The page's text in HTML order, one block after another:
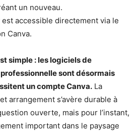
un nouveau.
accessible directement via le
Canva.
simple : les logiciels de
sont désormais
un compte Canva. La
arrangement s’avère durable à
ouverte, mais pour l’instant,
important dans le paysage